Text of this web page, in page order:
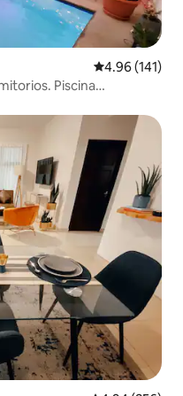
Calificación
4.96 (141)
Piscina